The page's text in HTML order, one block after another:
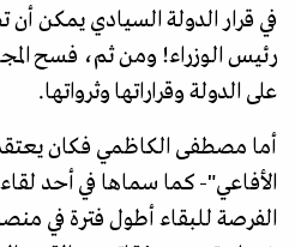
في قرار الدولة السيادي يمكن
رئيس الوزراء! ومن ثم، فسح
على الدولة وقراراتها وثرواتها.
أما مصطفى الكاظمي فكان
الأفاعي"- كما سماها في أحد
الفرصة للبقاء أطول فترة في